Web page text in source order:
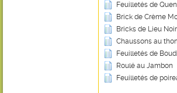
Feuilletés de
Brick de Crème
Bricks de Lieu
Chaussons au
Feuilletés de
Roulé au Jambon
Feuilletés de